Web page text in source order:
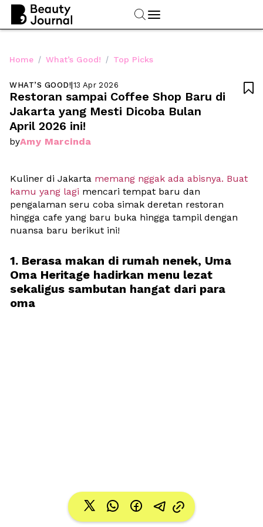
Home / What’s Good! / Top Picks
WHAT’S GOOD!|13 Apr 2026
Restoran sampai Coffee Shop Baru di
Jakarta yang Mesti Dicoba Bulan
April 2026 ini!
byAmy Marcinda

Kuliner di Jakarta memang nggak ada abisnya. Buat
kamu yang lagi mencari tempat baru dan
pengalaman seru coba simak deretan restoran
hingga cafe yang baru buka hingga tampil dengan
nuansa baru berikut ini!
1. Berasa makan di rumah nenek, Uma
Oma Heritage hadirkan menu lezat
sekaligus sambutan hangat dari para
oma